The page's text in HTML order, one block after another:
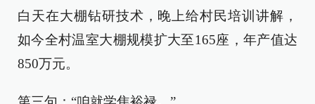
白天在大棚钻研技术，晚上给村民培训讲解，
如今全村温室大棚规模扩大至165座，年产值达
850万元。